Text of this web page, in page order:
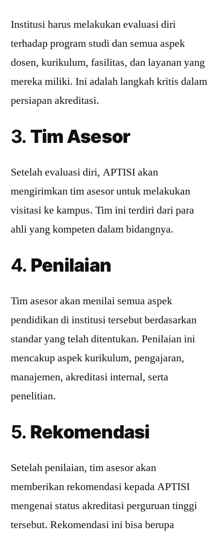
Institusi harus melakukan evaluasi diri
terhadap program studi dan semua aspek
dosen, kurikulum, fasilitas, dan layanan yang
mereka miliki. Ini adalah langkah kritis dalam
persiapan akreditasi.
3. Tim Asesor
Setelah evaluasi diri, APTISI akan
mengirimkan tim asesor untuk melakukan
visitasi ke kampus. Tim ini terdiri dari para
ahli yang kompeten dalam bidangnya.
4. Penilaian
Tim asesor akan menilai semua aspek
pendidikan di institusi tersebut berdasarkan
standar yang telah ditentukan. Penilaian ini
mencakup aspek kurikulum, pengajaran,
manajemen, akreditasi internal, serta
penelitian.
5. Rekomendasi
Setelah penilaian, tim asesor akan
memberikan rekomendasi kepada APTISI
mengenai status akreditasi perguruan tinggi
tersebut. Rekomendasi ini bisa berupa